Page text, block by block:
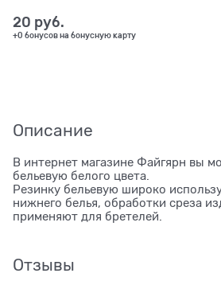
20 руб.
+0 бонусов на бонусную карту
Описание
В интернет магазине Файгярн вы
бельевую белого цвета.
Резинку бельевую широко
нижнего белья, обработки среза
применяют для бретелей.
Отзывы